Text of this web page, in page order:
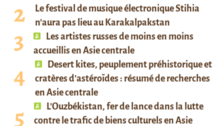
Le festival de musique électronique Stihia
n’aura pas lieu au Karakalpakstan
Les artistes russes de moins en moins
accueillis en Asie centrale
Desert kites, peuplement préhistorique et
cratères d’astéroïdes : résumé de recherches
en Asie centrale
L’Ouzbékistan, fer de lance dans la lutte
contre le trafic de biens culturels en Asie